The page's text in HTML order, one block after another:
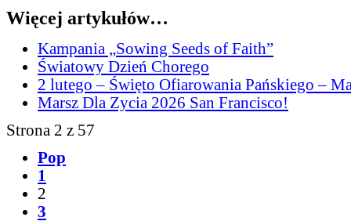
Więcej artykułów…
Kampania „Sowing Seeds of Faith”
Światowy Dzień Chorego
2 lutego – Święto Ofiarowania Pańskiego –
Marsz Dla Zycia 2026 San Francisco!
Strona 2 z 57
Pop
1
2
3